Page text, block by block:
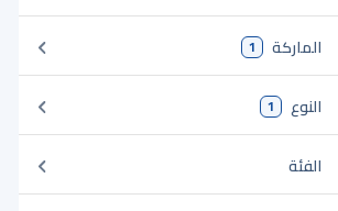
الماركة 1
النوع 1
الفئة